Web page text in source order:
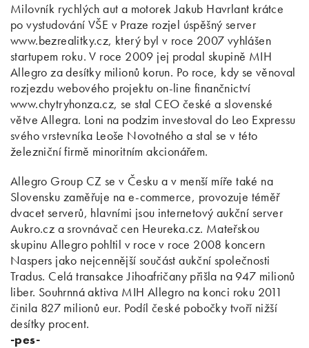
Milovník rychlých aut a motorek Jakub Havrlant krátce
po vystudování VŠE v Praze rozjel úspěšný server
www.bezrealitky.cz, který byl v roce 2007 vyhlášen
startupem roku. V roce 2009 jej prodal skupině MIH
Allegro za desítky milionů korun. Po roce, kdy se věnoval
rozjezdu webového projektu on-line finančnictví
www.chytryhonza.cz, se stal CEO české a slovenské
větve Allegra. Loni na podzim investoval do Leo Expressu
svého vrstevníka Leoše Novotného a stal se v této
železniční firmě minoritním akcionářem.
Allegro Group CZ se v Česku a v menší míře také na
Slovensku zaměřuje na e-commerce, provozuje téměř
dvacet serverů, hlavními jsou internetový aukční server
Aukro.cz a srovnávač cen Heureka.cz. Mateřskou
skupinu Allegro pohltil v roce v roce 2008 koncern
Naspers jako nejcennější součást aukční společnosti
Tradus. Celá transakce Jihoafričany přišla na 947 milionů
liber. Souhrnná aktiva MIH Allegro na konci roku 2011
činila 827 milionů eur. Podíl české pobočky tvoří nižší
desítky procent.
-pes-